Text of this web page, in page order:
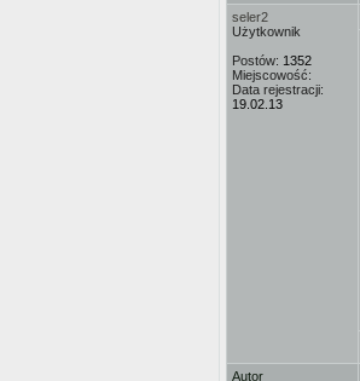
seler2
Użytkownik
Postów: 1352
Miejscowość:
Data rejestracji:
19.02.13
Autor